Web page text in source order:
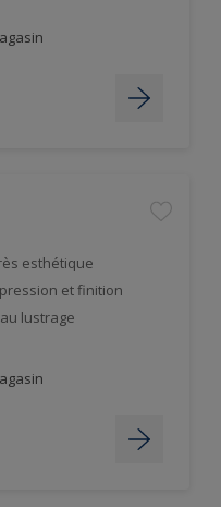
esthétique
et finition
lustrage